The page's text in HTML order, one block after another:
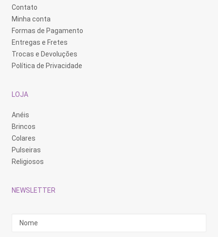
Contato
Minha conta
Formas de Pagamento
Entregas e Fretes
Trocas e Devoluções
Política de Privacidade
LOJA
Anéis
Brincos
Colares
Pulseiras
Religiosos
NEWSLETTER